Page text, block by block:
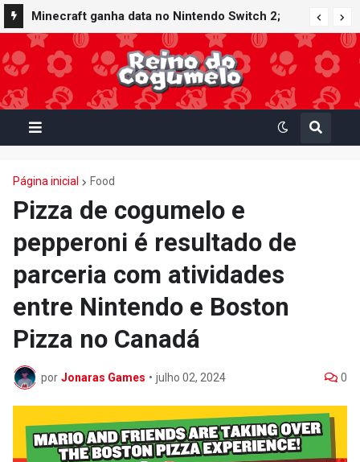
Minecraft ganha data no Nintendo Switch 2;
Super Mario Mash-Up receberá atualização
gráfica exclusiva
Página inicial Food
Pizza de cogumelo e
pepperoni é resultado de
parceria com atividades
entre Nintendo e Boston
Pizza no Canadá
por Jonaras Games • julho 02, 2024 0